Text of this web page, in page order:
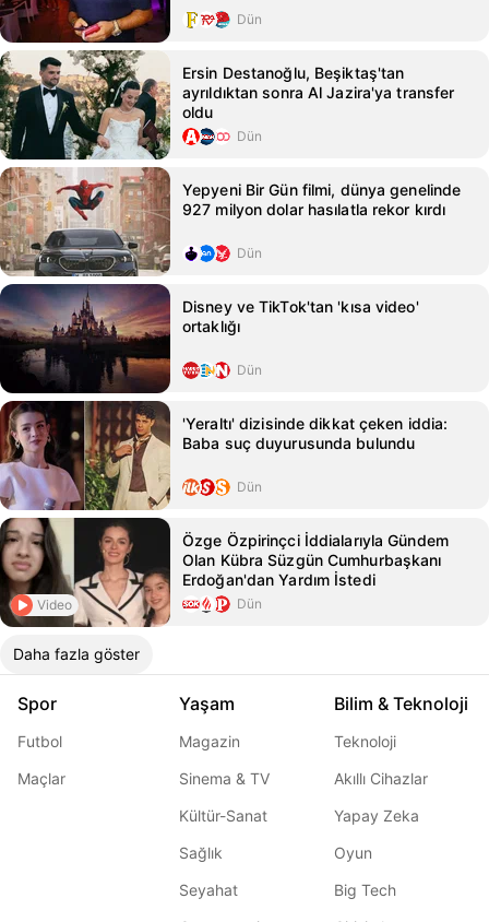
Dün
Ersin Destanoğlu, Beşiktaş'tan
ayrıldıktan sonra Al Jazira'ya transfer
oldu
Dün
Yepyeni Bir Gün filmi, dünya genelinde
927 milyon dolar hasılatla rekor kırdı
Dün
Disney ve TikTok'tan 'kısa video'
ortaklığı
Dün
'Yeraltı' dizisinde dikkat çeken iddia:
Baba suç duyurusunda bulundu
Dün
Video
Özge Özpirinçci İddialarıyla Gündem
Olan Kübra Süzgün Cumhurbaşkanı
Erdoğan'dan Yardım İstedi
Dün
Daha fazla göster
Spor
Futbol
Maçlar
Yaşam
Magazin
Sinema & TV
Kültür-Sanat
Sağlık
Seyahat
Bilim & Teknoloji
Teknoloji
Akıllı Cihazlar
Yapay Zeka
Oyun
Big Tech